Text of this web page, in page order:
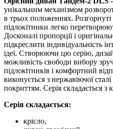
унікальним механізмом
в трьох положеннях.
підлокітники легко
Досконалі пропорції і
підкреслити індивідуальність
ідеї. Створюючи цю серію,
можливість свободи вибору
підлокітників і комфортний
виконується з нержавіючої
покриттям. Серія складається з
Серія складається:
крісло,